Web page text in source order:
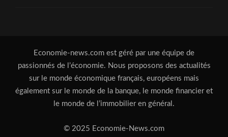
Economie-news.com est géré par une équipe de
passionnés de l’économie. Nous proposons des actualités
sur le monde économique français, européens mais
également sur le monde de la banque, le monde financier et
le monde de l’immobilier en général.
© 2025 Economie-News.com